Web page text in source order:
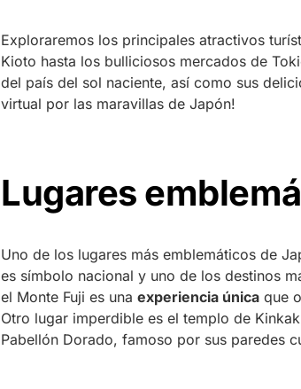
Exploraremos los principales atractivos
Kioto hasta los bulliciosos mercados de
del país del sol naciente, así como sus
virtual por las maravillas de Japón!
Lugares
Uno de los lugares más emblemáticos de
es símbolo nacional y uno de los destinos
el Monte Fuji es una experiencia única que
Otro lugar imperdible es el templo de
Pabellón Dorado, famoso por sus paredes